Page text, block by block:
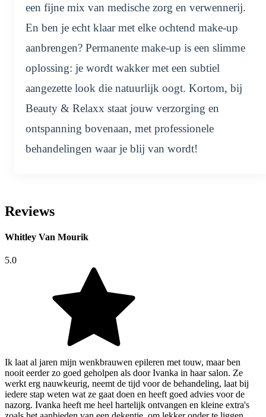
een fijne mix van medische zorg en verwennerij.
En ben je echt klaar met elke ochtend make-up
aanbrengen? Permanente make-up is een slimme
oplossing: je wordt wakker met een subtiel
aangezette look die natuurlijk oogt. Kortom, bij
Beauty & Relaxx staat jouw verzorging en
ontspanning bovenaan, met professionele
behandelingen waar je blij van wordt!
Reviews
Whitley Van Mourik
5.0
Ik laat al jaren mijn wenkbrauwen epileren met touw, maar ben
nooit eerder zo goed geholpen als door Ivanka in haar salon. Ze
werkt erg nauwkeurig, neemt de tijd voor de behandeling, laat bij
iedere stap weten wat ze gaat doen en heeft goed advies voor de
nazorg. Ivanka heeft me heel hartelijk ontvangen en kleine extra's